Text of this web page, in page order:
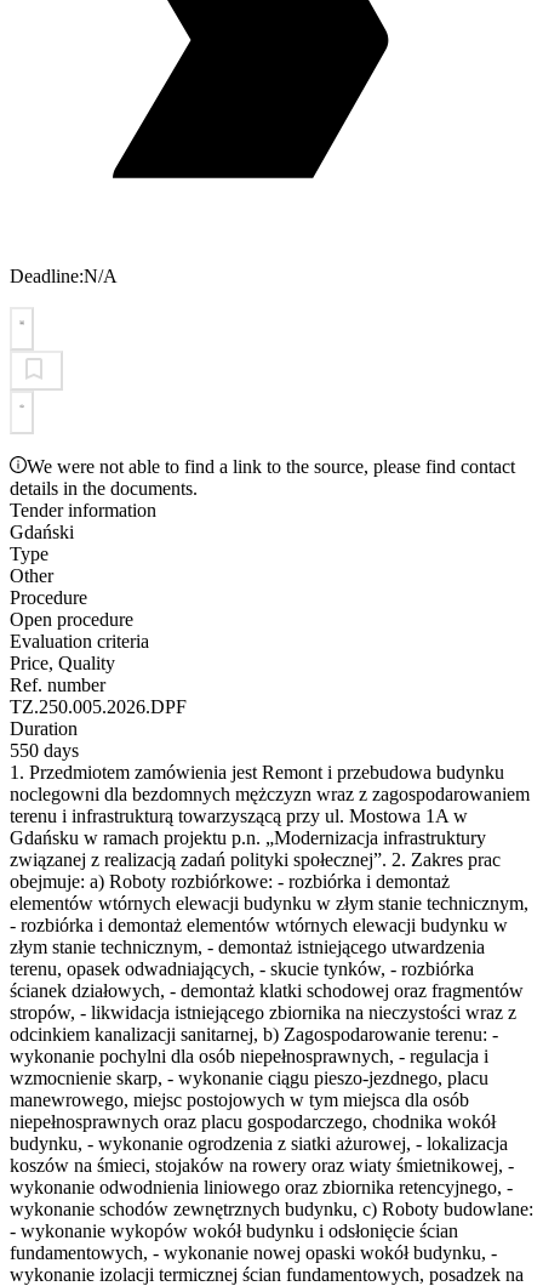
Deadline:N/A
We were not able to find a link to the source, please find contact
details in the documents.
Tender information
Gdański
Type
Other
Procedure
Open procedure
Evaluation criteria
Price, Quality
Ref. number
TZ.250.005.2026.DPF
Duration
550 days
1. Przedmiotem zamówienia jest Remont i przebudowa budynku
noclegowni dla bezdomnych mężczyzn wraz z zagospodarowaniem
terenu i infrastrukturą towarzyszącą przy ul. Mostowa 1A w
Gdańsku w ramach projektu p.n. „Modernizacja infrastruktury
związanej z realizacją zadań polityki społecznej”. 2. Zakres prac
obejmuje: a) Roboty rozbiórkowe: - rozbiórka i demontaż
elementów wtórnych elewacji budynku w złym stanie technicznym,
- rozbiórka i demontaż elementów wtórnych elewacji budynku w
złym stanie technicznym, - demontaż istniejącego utwardzenia
terenu, opasek odwadniających, - skucie tynków, - rozbiórka
ścianek działowych, - demontaż klatki schodowej oraz fragmentów
stropów, - likwidacja istniejącego zbiornika na nieczystości wraz z
odcinkiem kanalizacji sanitarnej, b) Zagospodarowanie terenu: -
wykonanie pochylni dla osób niepełnosprawnych, - regulacja i
wzmocnienie skarp, - wykonanie ciągu pieszo-jezdnego, placu
manewrowego, miejsc postojowych w tym miejsca dla osób
niepełnosprawnych oraz placu gospodarczego, chodnika wokół
budynku, - wykonanie ogrodzenia z siatki ażurowej, - lokalizacja
koszów na śmieci, stojaków na rowery oraz wiaty śmietnikowej, -
wykonanie odwodnienia liniowego oraz zbiornika retencyjnego, -
wykonanie schodów zewnętrznych budynku, c) Roboty budowlane:
- wykonanie wykopów wokół budynku i odsłonięcie ścian
fundamentowych, - wykonanie nowej opaski wokół budynku, -
wykonanie izolacji termicznej ścian fundamentowych, posadzek na